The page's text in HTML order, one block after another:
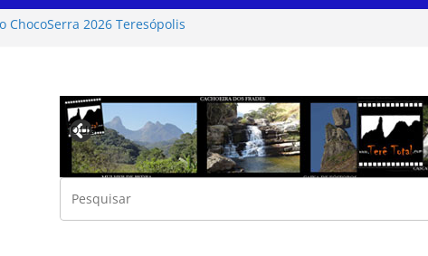
ChocoSerra 2026 Teresópolis
Alerta para ventos moderados a fortes
o 1º Encontro dos Núcleos Comunitários
Previous